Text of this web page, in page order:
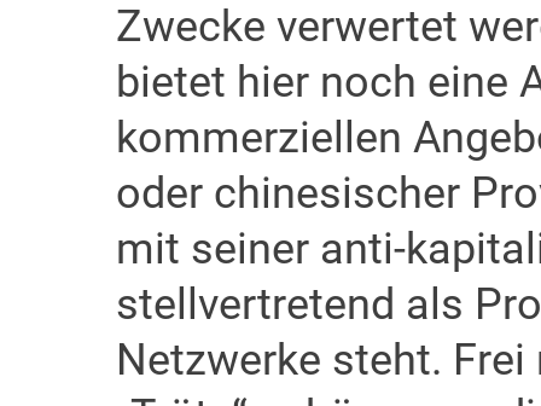
Zwecke verwertet
bietet hier noch eine
kommerziellen
oder chinesischer
mit seiner anti-
stellvertretend als
Netzwerke steht.